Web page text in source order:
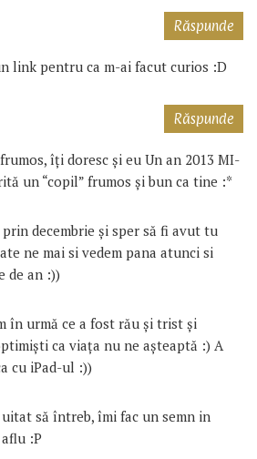
link pentru ca m-ai facut curios :D
Răspunde
îți doresc și eu Un an 2013 MI-
un “copil” frumos și bun ca tine :*
decembrie și sper să fi avut tu
ne mai si vedem pana atunci si
de an :))
în urmă ce a fost rău și trist și
ca viața nu ne așteaptă :) A
cu iPad-ul :))
să întreb, îmi fac un semn in
:P
Răspunde